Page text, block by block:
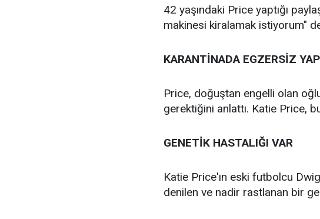
42 yaşındaki Price yaptığı
makinesi kiralamak istiyorum"
KARANTİNADA EGZERSİZ
Price, doğuştan engelli olan
gerektiğini anlattı. Katie Price,
GENETİK HASTALIĞI VAR
Katie Price'ın eski futbolcu
denilen ve nadir rastlanan bir